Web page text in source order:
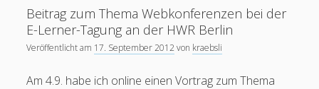
Beitrag zum Thema Webkonferenzen bei der
E-Lerner-Tagung an der HWR Berlin
Veröffentlicht am 17. September 2012von kraebsli
Am 4.9. habe ich online einen Vortrag zum Thema